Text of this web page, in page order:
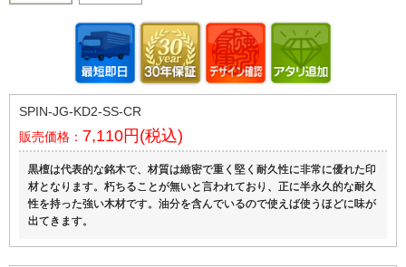
SPIN-JG-KD2-SS-CR
販売価格： 7,110円(税込)
黒檀は代表的な銘木で、材質は緻密で重く堅く耐久性に非常に優れた印
材となります。朽ちることが無いと言われており、正に半永久的な耐久
性を持った強い木材です。油分を含んでいるので使えば使うほどに味が
出てきます。